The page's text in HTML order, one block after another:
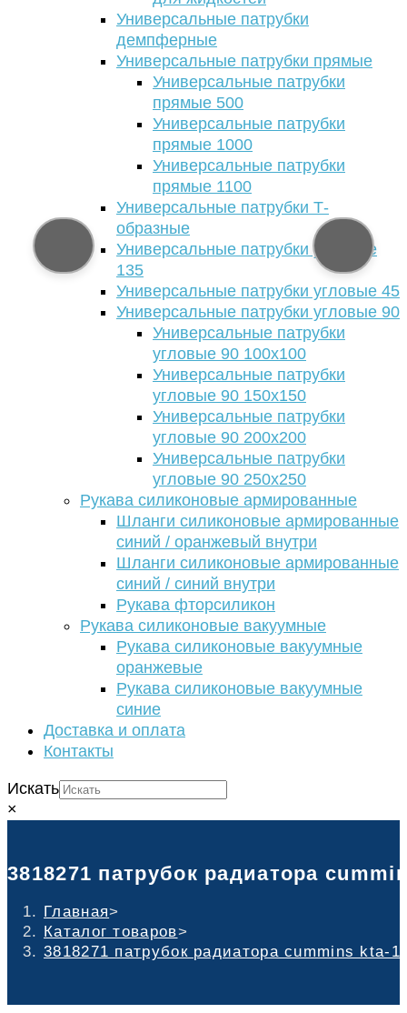
Универсальные патрубки
демпферные
Универсальные патрубки прямые
Универсальные патрубки
прямые 500
Универсальные патрубки
прямые 1000
Универсальные патрубки
прямые 1100
Универсальные патрубки Т-
образные
Универсальные патрубки угловые
135
Универсальные патрубки угловые 45
Универсальные патрубки угловые 90
Универсальные патрубки
угловые 90 100х100
Универсальные патрубки
угловые 90 150х150
Универсальные патрубки
угловые 90 200х200
Универсальные патрубки
угловые 90 250х250
Рукава силиконовые армированные
Шланги силиконовые армированные
синий / оранжевый внутри
Шланги силиконовые армированные
синий / синий внутри
Рукава фторсиликон
Рукава силиконовые вакуумные
Рукава силиконовые вакуумные
оранжевые
Рукава силиконовые вакуумные
синие
Доставка и оплата
Контакты
Искать
×
3818271 патрубок радиатора
Главная>
Каталог товаров>
3818271 патрубок радиатора cummins kta-